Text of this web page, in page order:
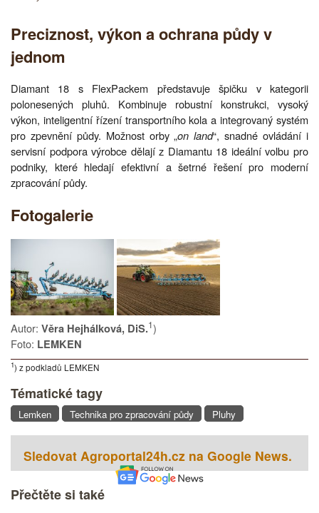
Preciznost, výkon a ochrana půdy v
jednom
Diamant 18 s FlexPackem představuje špičku v kategorii
polonesených pluhů. Kombinuje robustní konstrukci, vysoký
výkon, inteligentní řízení transportního kola a integrovaný systém
pro zpevnění půdy. Možnost orby „on land“, snadné ovládání i
servisní podpora výrobce dělají z Diamantu 18 ideální volbu pro
podniky, které hledají efektivní a šetrné řešení pro moderní
zpracování půdy.
Fotogalerie
Autor: Věra Hejhálková, DiS.1)
Foto: LEMKEN
1) z podkladů LEMKEN
Tématické tagy
Lemken Technika pro zpracování půdy Pluhy
Sledovat Agroportal24h.cz na Google News.
Přečtěte si také